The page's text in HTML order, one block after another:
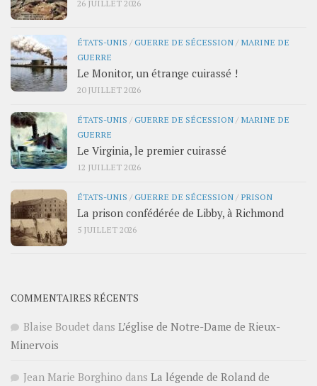
26 JUILLET 2026
ÉTATS-UNIS /GUERRE DE SÉCESSION/ MARINE DE
GUERRE
Le Monitor, un étrange cuirassé !
20 JUILLET 2026
ÉTATS-UNIS /GUERRE DE SÉCESSION/ MARINE DE
GUERRE
Le Virginia, le premier cuirassé
12 JUILLET 2026
ÉTATS-UNIS /GUERRE DE SÉCESSION/ PRISON
La prison confédérée de Libby, à Richmond
5 JUILLET 2026
COMMENTAIRES RÉCENTS
Blaise Boudet dans L’église de Notre-Dame de Rieux-
Minervois
Jean Marie Borghino dans La légende de Roland de